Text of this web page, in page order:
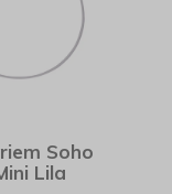
Soho
Lila